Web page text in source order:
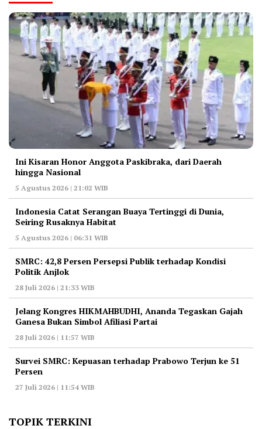
Ini Kisaran Honor Anggota Paskibraka, dari Daerah
hingga Nasional
5 Agustus 2026 | 21:02 WIB
Indonesia Catat Serangan Buaya Tertinggi di Dunia,
Seiring Rusaknya Habitat
5 Agustus 2026 | 06:31 WIB
‎SMRC: 42,8 Persen Persepsi Publik terhadap Kondisi
Politik Anjlok
28 Juli 2026 | 21:33 WIB
‎Jelang Kongres HIKMAHBUDHI, Ananda Tegaskan Gajah
Ganesa Bukan Simbol Afiliasi Partai
28 Juli 2026 | 11:57 WIB
‎Survei SMRC: Kepuasan terhadap Prabowo Terjun ke 51
Persen
27 Juli 2026 | 11:54 WIB
TOPIK TERKINI